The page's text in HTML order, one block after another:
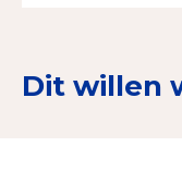
Dit willen